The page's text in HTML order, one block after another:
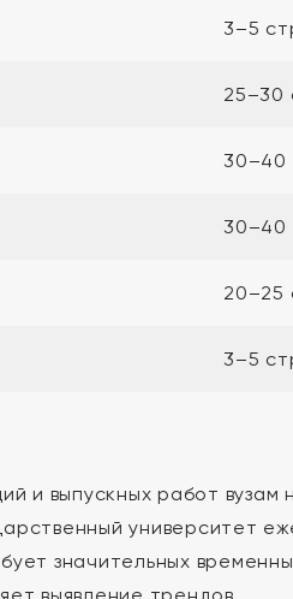
3–5
25–30
30–40
30–40
20–25
3–5
и выпускных работ
университет
значительных